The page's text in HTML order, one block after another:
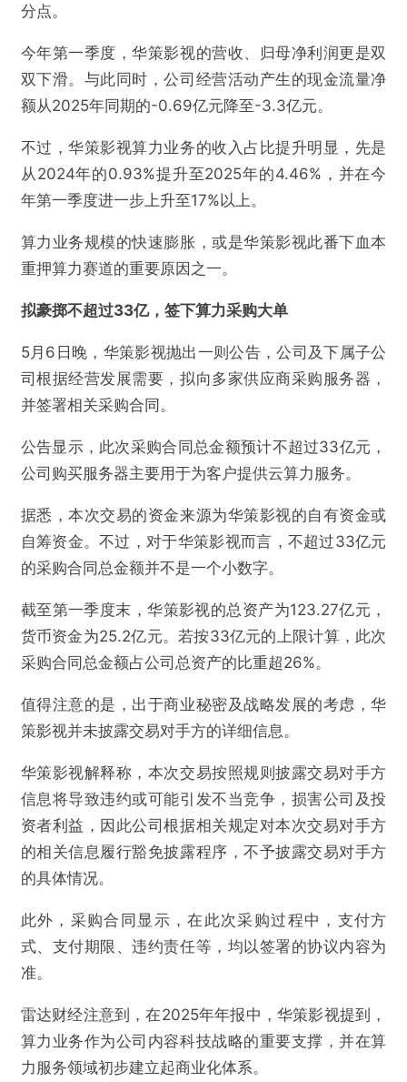
分点。
今年第一季度，华策影视的营收、归母净利润更是双
双下滑。与此同时，公司经营活动产生的现金流量净
额从2025年同期的-0.69亿元降至-3.3亿元。
不过，华策影视算力业务的收入占比提升明显，先是
从2024年的0.93%提升至2025年的4.46%，并在今
年第一季度进一步上升至17%以上。
算力业务规模的快速膨胀，或是华策影视此番下血本
重押算力赛道的重要原因之一。
拟豪掷不超过33亿，签下算力采购大单
5月6日晚，华策影视抛出一则公告，公司及下属子公
司根据经营发展需要，拟向多家供应商采购服务器，
并签署相关采购合同。
公告显示，此次采购合同总金额预计不超过33亿元，
公司购买服务器主要用于为客户提供云算力服务。
据悉，本次交易的资金来源为华策影视的自有资金或
自筹资金。不过，对于华策影视而言，不超过33亿元
的采购合同总金额并不是一个小数字。
截至第一季度末，华策影视的总资产为123.27亿元，
货币资金为25.2亿元。若按33亿元的上限计算，此次
采购合同总金额占公司总资产的比重超26%。
值得注意的是，出于商业秘密及战略发展的考虑，华
策影视并未披露交易对手方的详细信息。
华策影视解释称，本次交易按照规则披露交易对手方
信息将导致违约或可能引发不当竞争，损害公司及投
资者利益，因此公司根据相关规定对本次交易对手方
的相关信息履行豁免披露程序，不予披露交易对手方
的具体情况。
此外，采购合同显示，在此次采购过程中，支付方
式、支付期限、违约责任等，均以签署的协议内容为
准。
雷达财经注意到，在2025年年报中，华策影视提到，
算力业务作为公司内容科技战略的重要支撑，并在算
力服务领域初步建立起商业化体系。